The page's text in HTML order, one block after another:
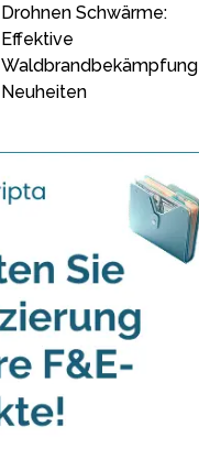
Drohnen Schwärme:
Effektive
Waldbrandbekämpfung
Neuheiten